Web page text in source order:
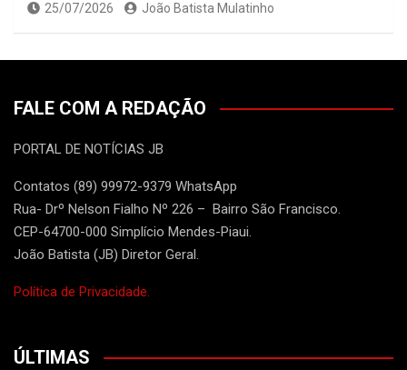
25/07/2026 João Batista Mulatinho
FALE COM A REDAÇÃO
PORTAL DE NOTÍCIAS JB
Contatos (89) 99972-9379 WhatsApp
Rua- Drº Nelson Fialho Nº 226 – Bairro São Francisco.
CEP-64700-000 Simplício Mendes-Piaui.
João Batista (JB) Diretor Geral.
Política de Privacidade.
ÚLTIMAS